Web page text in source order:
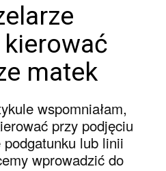
matek
wspomniałam,
przy podjęciu
lub linii
wprowadzić do